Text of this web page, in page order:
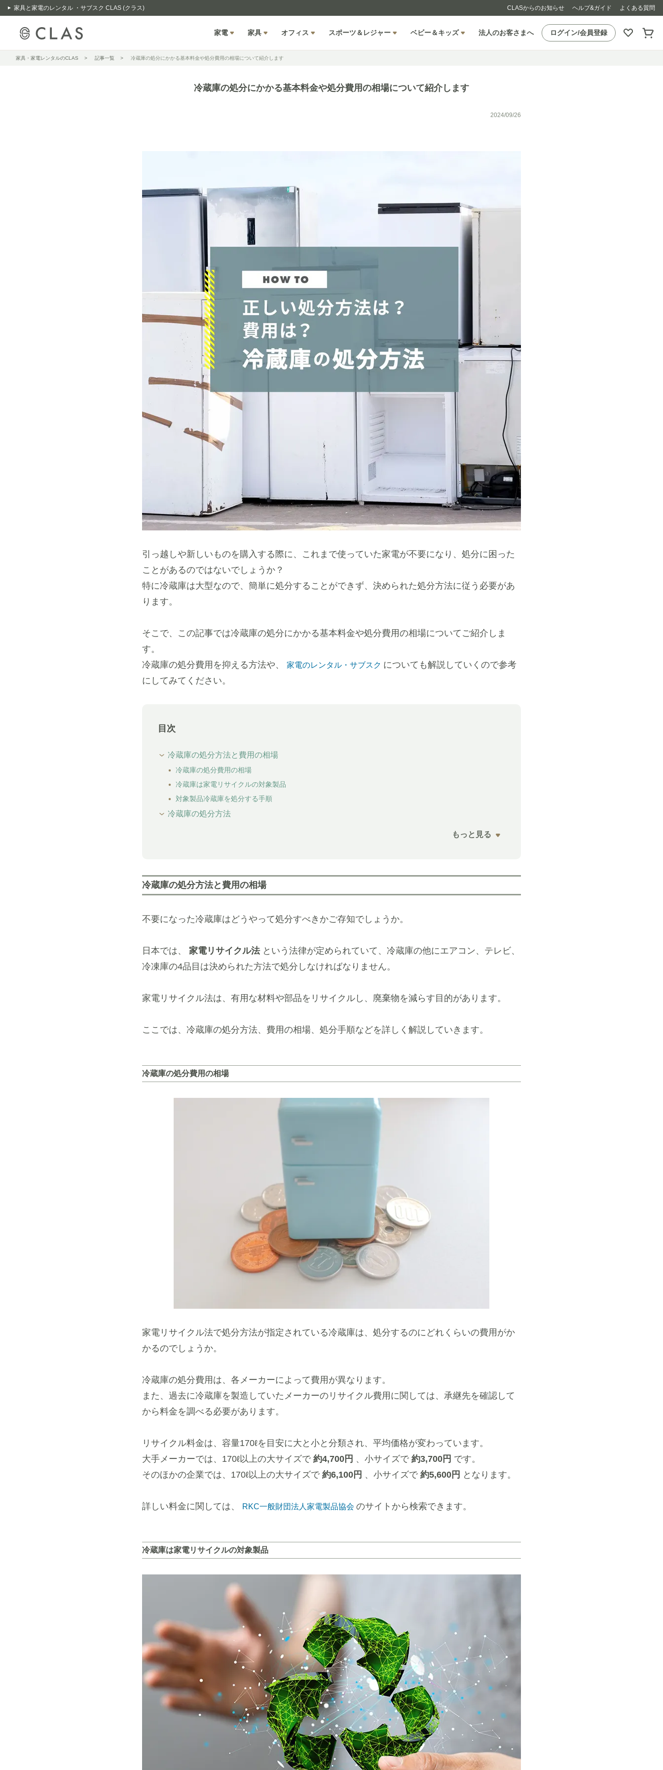
家具と家電のレンタル ・サブスク CLAS (クラス) CLASからのお知らせ ヘルプ&ガイド よくある質問
家電 家具 オフィス スポーツ＆レジャー ベビー＆キッズ 法人のお客さまへ ログイン/会員登録
家具・家電レンタルのCLAS 記事一覧 冷蔵庫の処分にかかる基本料金や処分費用の相場について紹介します
冷蔵庫の処分にかかる基本料金や処分費用の相場について紹介します
2024/09/26
引っ越しや新しいものを購入する際に、これまで使っていた家電が不要になり、処分に困った
ことがあるのではないでしょうか？
特に冷蔵庫は大型なので、簡単に処分することができず、決められた処分方法に従う必要があ
ります。
そこで、この記事では冷蔵庫の処分にかかる基本料金や処分費用の相場についてご紹介しま
す。
冷蔵庫の処分費用を抑える方法や、 家電のレンタル・サブスク についても解説していくので参考
にしてみてください。
目次
冷蔵庫の処分方法と費用の相場
冷蔵庫の処分費用の相場
冷蔵庫は家電リサイクルの対象製品
対象製品冷蔵庫を処分する手順
冷蔵庫の処分方法
もっと見る
冷蔵庫の処分方法と費用の相場
不要になった冷蔵庫はどうやって処分すべきかご存知でしょうか。
日本では、 家電リサイクル法 という法律が定められていて、冷蔵庫の他にエアコン、テレビ、
冷凍庫の4品目は決められた方法で処分しなければなりません。
家電リサイクル法は、有用な材料や部品をリサイクルし、廃棄物を減らす目的があります。
ここでは、冷蔵庫の処分方法、費用の相場、処分手順などを詳しく解説していきます。
冷蔵庫の処分費用の相場
家電リサイクル法で処分方法が指定されている冷蔵庫は、処分するのにどれくらいの費用がか
かるのでしょうか。
冷蔵庫の処分費用は、各メーカーによって費用が異なります。
また、過去に冷蔵庫を製造していたメーカーのリサイクル費用に関しては、承継先を確認して
から料金を調べる必要があります。
リサイクル料金は、容量170ℓを目安に大と小と分類され、平均価格が変わっています。
大手メーカーでは、170ℓ以上の大サイズで 約4,700円 、小サイズで 約3,700円 です。
そのほかの企業では、170ℓ以上の大サイズで 約6,100円 、小サイズで 約5,600円 となります。
詳しい料金に関しては、 RKC一般財団法人家電製品協会 のサイトから検索できます。
冷蔵庫は家電リサイクルの対象製品